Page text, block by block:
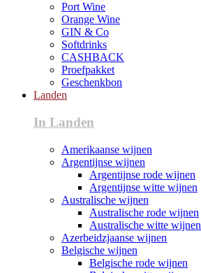
Port Wine
Orange Wine
GIN & Co
Softdrinks
CASHBACK
Proefpakket
Geschenkbon
Landen
In Landen
Amerikaanse wijnen
Argentijnse wijnen
Argentijnse rode wijnen
Argentijnse witte wijnen
Australische wijnen
Australische rode wijnen
Australische witte wijnen
Azerbeidzjaanse wijnen
Belgische wijnen
Belgische rode wijnen